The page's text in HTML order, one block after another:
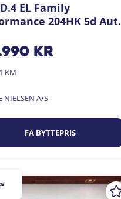
EL Family
204HK 5d Aut.
kr
KM
NIELSEN A/S
FÅ BYTTEPRIS